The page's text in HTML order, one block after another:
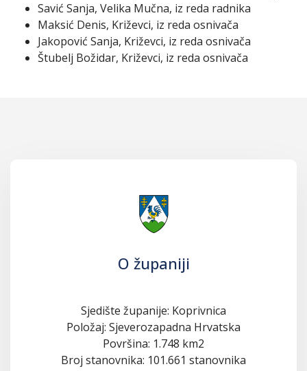
Savić Sanja, Velika Mučna, iz reda radnika
Maksić Denis, Križevci, iz reda osnivača
Jakopović Sanja, Križevci, iz reda osnivača
Štubelj Božidar, Križevci, iz reda osnivača
O županiji
Sjedište županije: Koprivnica
Položaj: Sjeverozapadna Hrvatska
Površina: 1.748 km2
Broj stanovnika: 101.661 stanovnika